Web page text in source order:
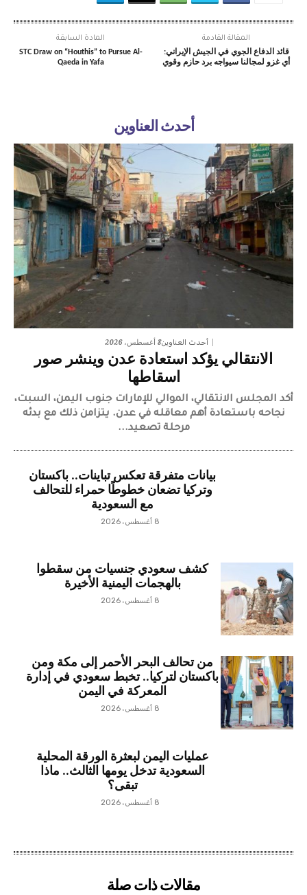
المادة السابقة
STC Draw on “Houthis” to Pursue Al-
Qaeda in Yafa
المقالة القادمة
قائد الدفاع الجوي في الجيش الإيراني:
أي غزو لمجالنا سيواجه برد حازم وقوي
أحدث العناوين
أحدث العناوين8 أغسطس، 2026
الانتقالي يؤكد استعادة عدن وينشر صور
اسقاطها
أكد المجلس الانتقالي، الموالي للإمارات جنوب اليمن، السبت،
نجاحه باستعادة أهم معاقله في عدن. يتزامن ذلك مع بدئه
مرحلة تصعيد...
بيانات متفرقة تعكس تباينات.. باكستان
وتركيا تضعان خطوطًا حمراء للتحالف
مع السعودية
8 أغسطس، 2026
كشف سعودي جنسيات من سقطوا
بالهجمات اليمنية الأخيرة
8 أغسطس، 2026
من تحالف البحر الأحمر إلى مكة ومن
باكستان لتركيا.. تخبط سعودي في إدارة
المعركة في اليمن
8 أغسطس، 2026
عمليات اليمن لبعثرة الورقة المحلية
السعودية تدخل يومها الثالث.. ماذا
تبقى؟
8 أغسطس، 2026
مقالات ذات صلة